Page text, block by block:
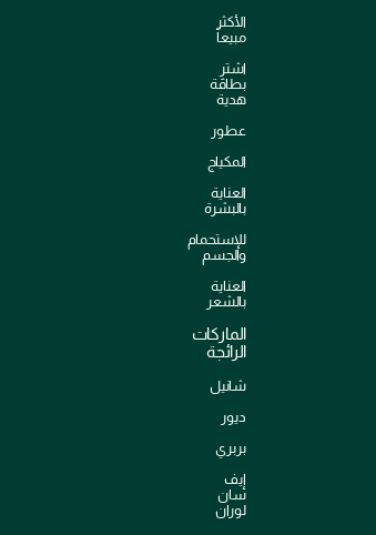
الأكثر
مبيعاً
اشترِ
بطاقة
هدية
عطور
المكياج
العناية
بالبشرة
للإستحمام
والجسم
العناية
بالشعر
الماركات
الرائجة
شانيل
ديور
بربري
إيف
سان
لوران